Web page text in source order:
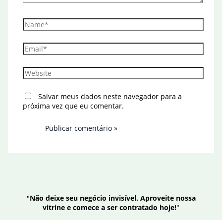
Name*
Email*
Website
Salvar meus dados neste navegador para a
próxima vez que eu comentar.
"Não deixe seu negócio invisível. Aproveite nossa
vitrine e comece a ser contratado hoje!"